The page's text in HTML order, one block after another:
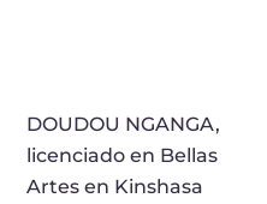
DOUDOU NGANGA,
licenciado en Bellas
Artes en Kinshasa